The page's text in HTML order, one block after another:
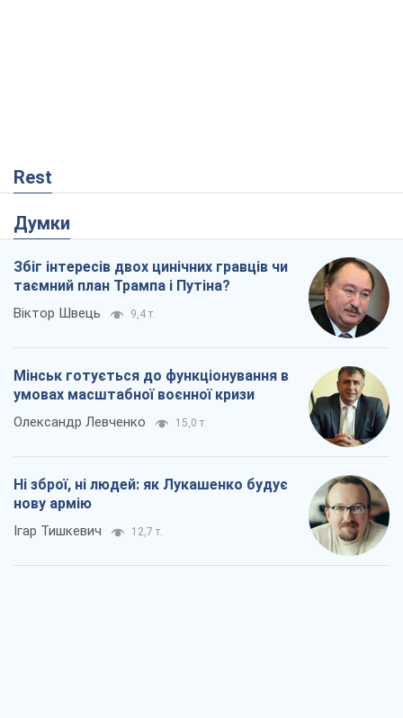
Rest
Думки
Збіг інтересів двох цинічних гравців чи
таємний план Трампа і Путіна?
Віктор Швець 9,4 т.
Мінськ готується до функціонування в
умовах масштабної воєнної кризи
Олександр Левченко 15,0 т.
Ні зброї, ні людей: як Лукашенко будує
нову армію
Ігар Тишкевич 12,7 т.